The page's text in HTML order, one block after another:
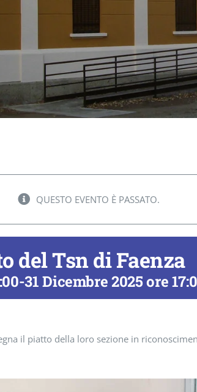
QUESTO EVENTO È PASSATO.
del Tsn di Faenza
-31 Dicembre 2025 ore
il piatto della loro sezione in